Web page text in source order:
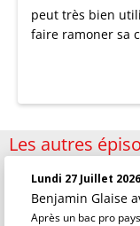
peut très bien
faire ramoner sa
Les autres
Lundi 27 Juillet 2026
Benjamin Glaise
Après un bac pro